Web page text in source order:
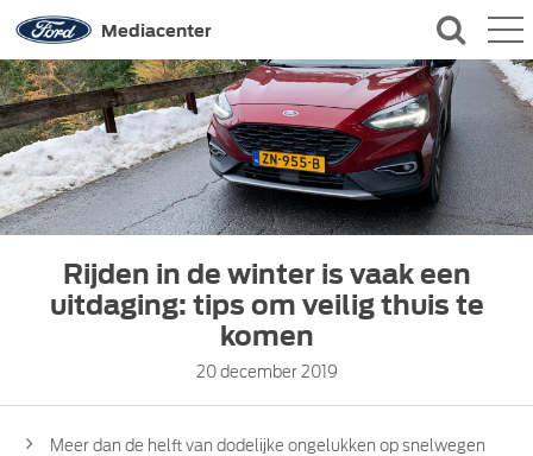
Mediacenter
CONTACT
Rijden in de winter is vaak een
uitdaging: tips om veilig thuis te
komen
20 december 2019
Meer dan de helft van dodelijke ongelukken op snelwegen